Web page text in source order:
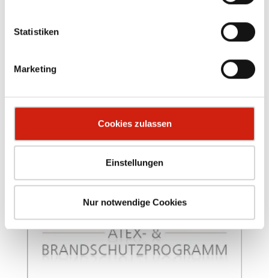
Statistiken
Marketing
Cookies zulassen
Einstellungen
Nur notwendige Cookies